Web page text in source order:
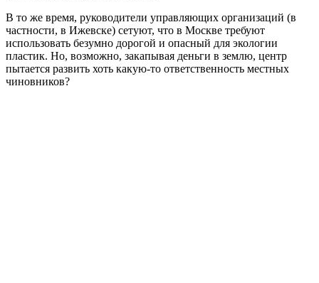
В то же время, руководители управляющих организаций (в
частности, в Ижевске) сетуют, что в Москве требуют
использовать безумно дорогой и опасный для экологии
пластик. Но, возможно, закапывая деньги в землю, центр
пытается развить хоть какую-то ответственность местных
чиновников?